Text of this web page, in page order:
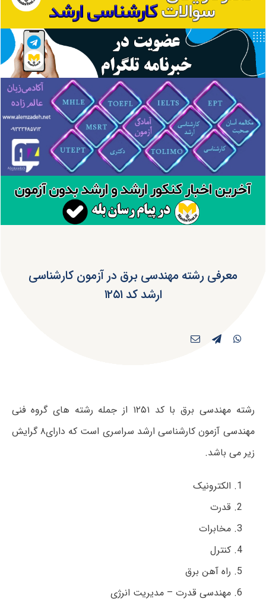
معرفی رشته مهندسی برق در آزمون کارشناسی
ارشد کد ۱۲۵۱
رشته مهندسی برق با کد ۱۲۵۱ از جمله رشته های گروه فنی
مهندسی آزمون کارشناسی ارشد سراسری است که دارای۸ گرایش
زیر می باشد.
الکترونیک
قدرت
مخابرات
کنترل
راه آهن برق
مهندسی قدرت – مدیریت انرژی